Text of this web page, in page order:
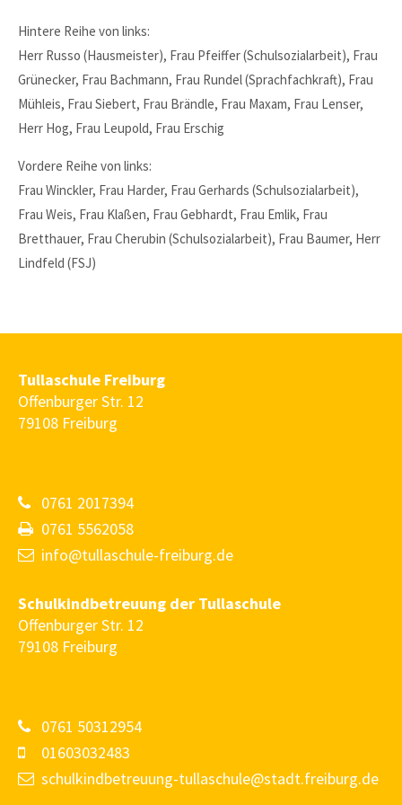
24h / 365days
Mon - Fri 8:00am - 5:00pm (GMT +1)
Get in touch
Cybersteel Inc.
376-293 City Road, Suite 600
info@yourdomain.com
About us
sociis natoque penatibus et magnis dis parturient montes,
nascetur ridiculus mus. Donec quam felis, ultricies nec.
Hintere Reihe von links:
Herr Russo (Hausmeister), Frau Pfeiffer (Schulsozialarbeit), Frau
Grünecker, Frau Bachmann, Frau Rundel (Sprachfachkraft), Frau
Mühleis, Frau Siebert, Frau Brändle, Frau Maxam, Frau Lenser,
Herr Hog, Frau Leupold, Frau Erschig
Vordere Reihe von links:
Frau Winckler, Frau Harder, Frau Gerhards (Schulsozialarbeit),
Frau Weis, Frau Klaßen, Frau Gebhardt, Frau Emlik, Frau
Bretthauer, Frau Cherubin (Schulsozialarbeit), Frau Baumer, Herr
Lindfeld (FSJ)
Tullaschule Freiburg
Offenburger Str. 12
79108 Freiburg
0761 2017394
0761 5562058
info@tullaschule-freiburg.de
Schulkindbetreuung der Tullaschule
Offenburger Str. 12
79108 Freiburg
0761 50312954
01603032483
schulkindbetreuung-tullaschule@stadt.freiburg.de